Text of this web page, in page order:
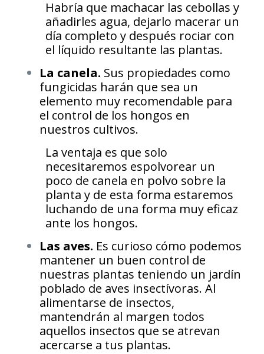
Habría que machacar las cebollas y
añadirles agua, dejarlo macerar un
día completo y después rociar con
el líquido resultante las plantas.
La canela. Sus propiedades como
fungicidas harán que sea un
elemento muy recomendable para
el control de los hongos en
nuestros cultivos.
La ventaja es que solo
necesitaremos espolvorear un
poco de canela en polvo sobre la
planta y de esta forma estaremos
luchando de una forma muy eficaz
ante los hongos.
Las aves. Es curioso cómo podemos
mantener un buen control de
nuestras plantas teniendo un jardín
poblado de aves insectívoras. Al
alimentarse de insectos,
mantendrán al margen todos
aquellos insectos que se atrevan
acercarse a tus plantas.